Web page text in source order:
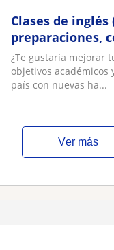
Clases de
preparaciones,
etc.) Magíster
Colombia
¿Te gustaría mejorar
objetivos académicos
país con nuevas ha...
ver más